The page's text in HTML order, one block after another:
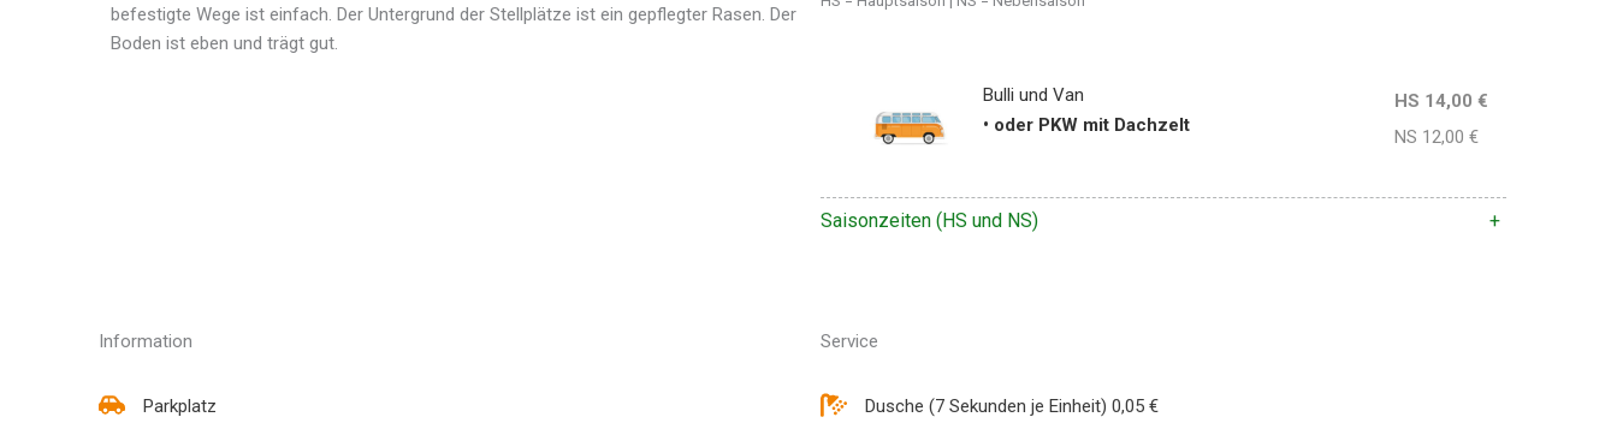
befestigte Wege ist einfach. Der Untergrund der Stellplätze ist ein gepflegter Rasen. Der
Boden ist eben und trägt gut.
Bulli und Van
• oder PKW mit Dachzelt
HS 14,00 €
NS 12,00 €
Saisonzeiten (HS und NS) +
Information
Parkplatz
Service
Dusche (7 Sekunden je Einheit) 0,05 €